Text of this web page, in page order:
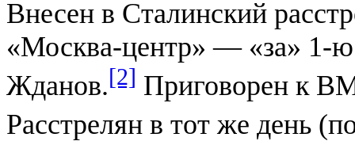
Внесен в Сталинский
«Москва-центр» — «за» 1-
Жданов.[2] Приговорен к
Расстрелян в тот же день